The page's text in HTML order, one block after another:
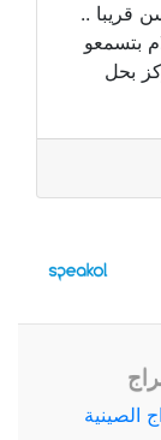
قريبا ..
بتسمعو
بحل
الصينية